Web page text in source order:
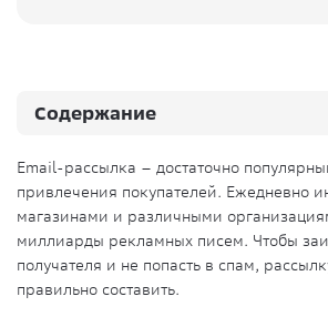
Email-рассылка – достаточно
привлечения покупателей. Ежедневно
магазинами и различными
миллиарды рекламных писем. Чтобы
получателя и не попасть в спам,
правильно составить.
Содержание